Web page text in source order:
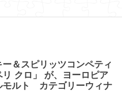
＆スピリッツコンペティ
クロ」 が、ヨーロピア
モルト カテゴリーウィナ